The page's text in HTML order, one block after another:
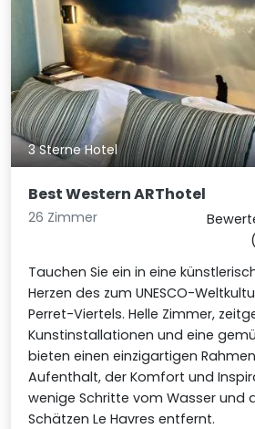
3 Sterne Hotel
Best Western ARThotel
26 Zimmer
Tauchen Sie ein in eine
Herzen des zum UNESCO-
Perret-Viertels. Helle Zimmer,
Kunstinstallationen und eine
bieten einen einzigartigen
Aufenthalt, der Komfort und
wenige Schritte vom Wasser und
Schätzen Le Havres entfernt.